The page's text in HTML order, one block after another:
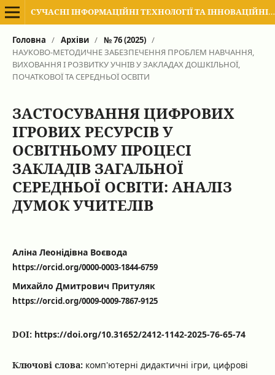
СУЧАСНІ ІНФОРМАЦІЙНІ ТЕХНОЛОГІЇ ТА ІННОВАЦІЙНІ МЕТОДИКИ НАВЧАННЯ В ПІДГОТОВЦІ ФАХІВЦІВ: МЕТОДОЛОГІЯ, ТЕОРІЯ, ДОСВІД, ПРОБЛЕМИ
Головна / Архіви / № 76 (2025) /
НАУКОВО-МЕТОДИЧНЕ ЗАБЕЗПЕЧЕННЯ ПРОБЛЕМ НАВЧАННЯ,
ВИХОВАННЯ І РОЗВИТКУ УЧНІВ У ЗАКЛАДАХ ДОШКІЛЬНОЇ,
ПОЧАТКОВОЇ ТА СЕРЕДНЬОЇ ОСВІТИ
ЗАСТОСУВАННЯ ЦИФРОВИХ
ІГРОВИХ РЕСУРСІВ У
ОСВІТНЬОМУ ПРОЦЕСІ
ЗАКЛАДІВ ЗАГАЛЬНОЇ
СЕРЕДНЬОЇ ОСВІТИ: АНАЛІЗ
ДУМОК УЧИТЕЛІВ
Аліна Леонідівна Воєвода
https://orcid.org/0000-0003-1844-6759
Михайло Дмитрович Притуляк
https://orcid.org/0009-0009-7867-9125
DOI: https://doi.org/10.31652/2412-1142-2025-76-65-74
Ключові слова: комп'ютерні дидактичні ігри, цифрові